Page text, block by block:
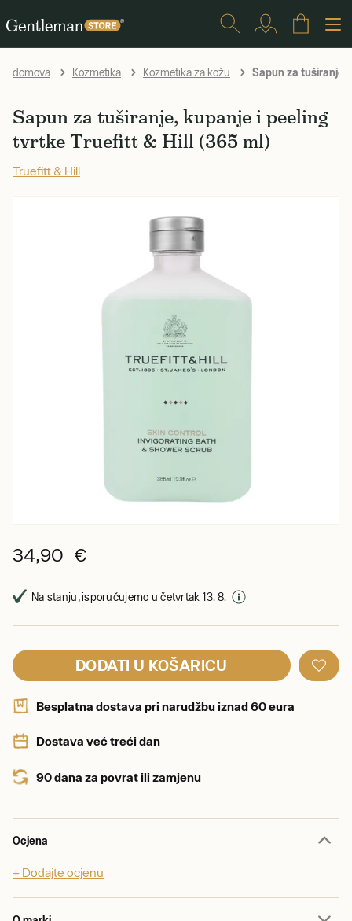
domova Kozmetika Kozmetika za kožu Sapun za
Sapun za tuširanje, kupanje i peeling
tvrtke Truefitt & Hill (365 ml)
Truefitt & Hill
34,90 €
Na stanju, isporučujemo u četvrtak 13. 8.
DODATI U KOŠARICU
Besplatna dostava pri narudžbu iznad 60 eura
Dostava već treći dan
90 dana za povrat ili zamjenu
Ocjena
+ Dodajte ocjenu